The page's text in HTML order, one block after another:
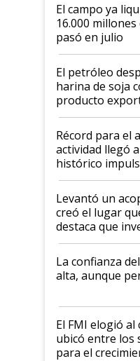
El campo ya
16.000 millones
pasó en julio
El petróleo
harina de soja
producto
el agro aportó
diez dólares y
liderazgo en un
récord
Récord para el
actividad llegó
histórico
cosecha y las
Levantó un
creó el lugar
destaca que
kirchnerismo
plata a un hijo
Juan Félix
que de una
de Milei
La confianza
alta, aunque
El FMI elogió al
ubicó entre los
para el